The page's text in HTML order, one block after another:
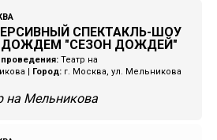
СПЕКТАКЛЬ-ШОУ
ДОЖДЕМ "СЕЗОН ДОЖДЕЙ"
Театр на
Город: г. Москва, ул. Мельникова
на Мельникова